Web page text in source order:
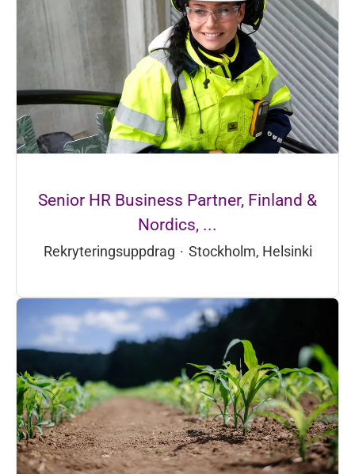
Senior HR Business Partner, Finland &
Nordics, ...
Rekryteringsuppdrag · Stockholm, Helsinki